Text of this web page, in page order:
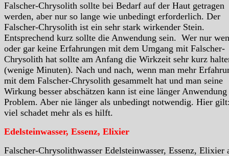
Falscher-Chrysolith sollte bei Bedarf auf der Haut getragen
werden, aber nur so lange wie unbedingt erforderlich. Der
Falscher-Chrysolith ist ein sehr stark wirkender Stein.
Entsprechend kurz sollte die Anwendung sein. Wer nur
oder gar keine Erfahrungen mit dem Umgang mit Falscher-
Chrysolith hat sollte am Anfang die Wirkzeit sehr kurz
(wenige Minuten). Nach und nach, wenn man mehr
mit dem Falscher-Chrysolith gesammelt hat und man seine
Wirkung besser abschätzen kann ist eine länger
Problem. Aber nie länger als unbedingt notwendig. Hier
viel schadet mehr als es hilft.
Edelsteinwasser, Essenz, Elixier
Falscher-Chrysolithwasser Edelsteinwasser, Essenz, Elixier